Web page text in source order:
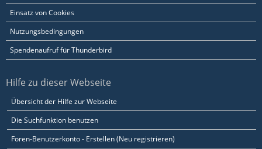
Einsatz von Cookies
Nutzungsbedingungen
Spendenaufruf für Thunderbird
Hilfe zu dieser Webseite
Übersicht der Hilfe zur Webseite
Die Suchfunktion benutzen
Foren-Benutzerkonto - Erstellen (Neu registrieren)